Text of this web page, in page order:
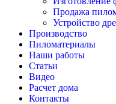
Продажа
Устройство
Производство
Пиломатериалы
Наши работы
Статьи
Видео
Расчет дома
Контакты